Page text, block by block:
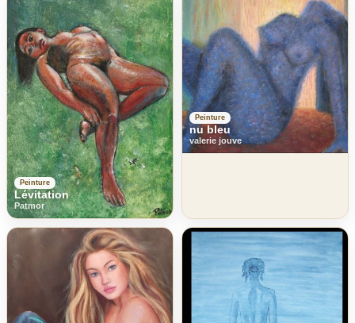
Peinture
Lévitation
Patmor
Peinture
nu bleu
valerie jouve